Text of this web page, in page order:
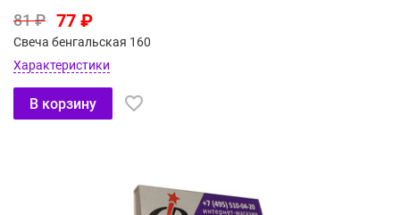
81 ₽ 77 ₽
Свеча бенгальская 160
Характеристики
В корзину